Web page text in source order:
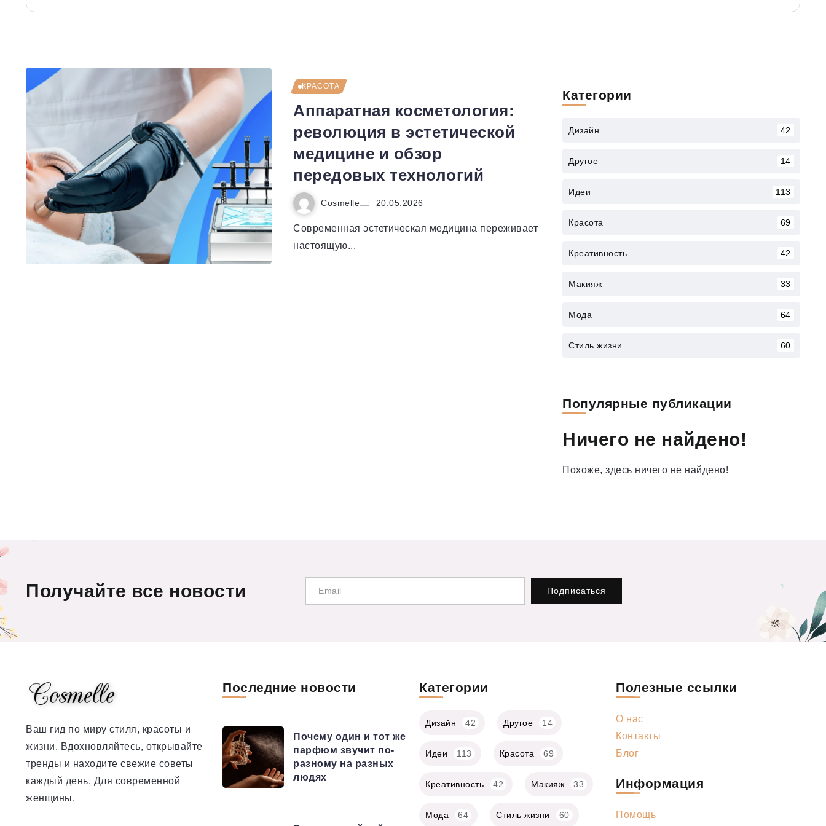
КРАСОТА
Аппаратная косметология:
революция в эстетической
медицине и обзор
передовых технологий
Cosmelle 20.05.2026
Современная эстетическая медицина переживает
настоящую...
Категории
Дизайн 42
Другое 14
Идеи 113
Красота 69
Креативность 42
Макияж 33
Мода 64
Стиль жизни 60
Популярные публикации
Ничего не найдено!
Похоже, здесь ничего не найдено!
Получайте все новости Подписаться
Ваш гид по миру стиля, красоты и
жизни. Вдохновляйтесь, открывайте
тренды и находите свежие советы
каждый день. Для современной
женщины.
Последние новости
Почему один и тот же
парфюм звучит по-
разному на разных
людях
Категории
Дизайн 42 Другое 14
Идеи 113 Красота 69
Креативность 42 Макияж 33
Мода 64 Стиль жизни 60
Полезные ссылки
О нас
Контакты
Блог
Информация
Помощь